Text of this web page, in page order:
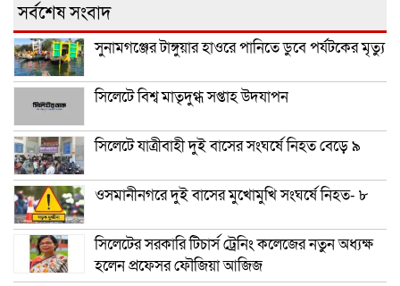
সর্বশেষ সংবাদ
সুনামগঞ্জের টাঙ্গুয়ার হাওরে পানিতে ডুবে পর্যটকের মৃত্যু
সিলেটে বিশ্ব মাতৃদুগ্ধ সপ্তাহ উদযাপন
সিলেটে যাত্রীবাহী দুই বাসের সংঘর্ষে নিহত বেড়ে ৯
ওসমানীনগরে দুই বাসের মুখোমুখি সংঘর্ষে নিহত- ৮
সিলেটের সরকারি টিচার্স ট্রেনিং কলেজের নতুন অধ্যক্ষ
হলেন প্রফেসর ফৌজিয়া আজিজ